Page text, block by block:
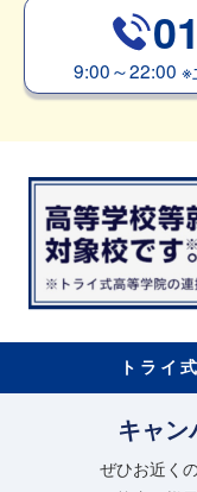
9:00～22:00 ※
トライ
キャン
ぜひお近く